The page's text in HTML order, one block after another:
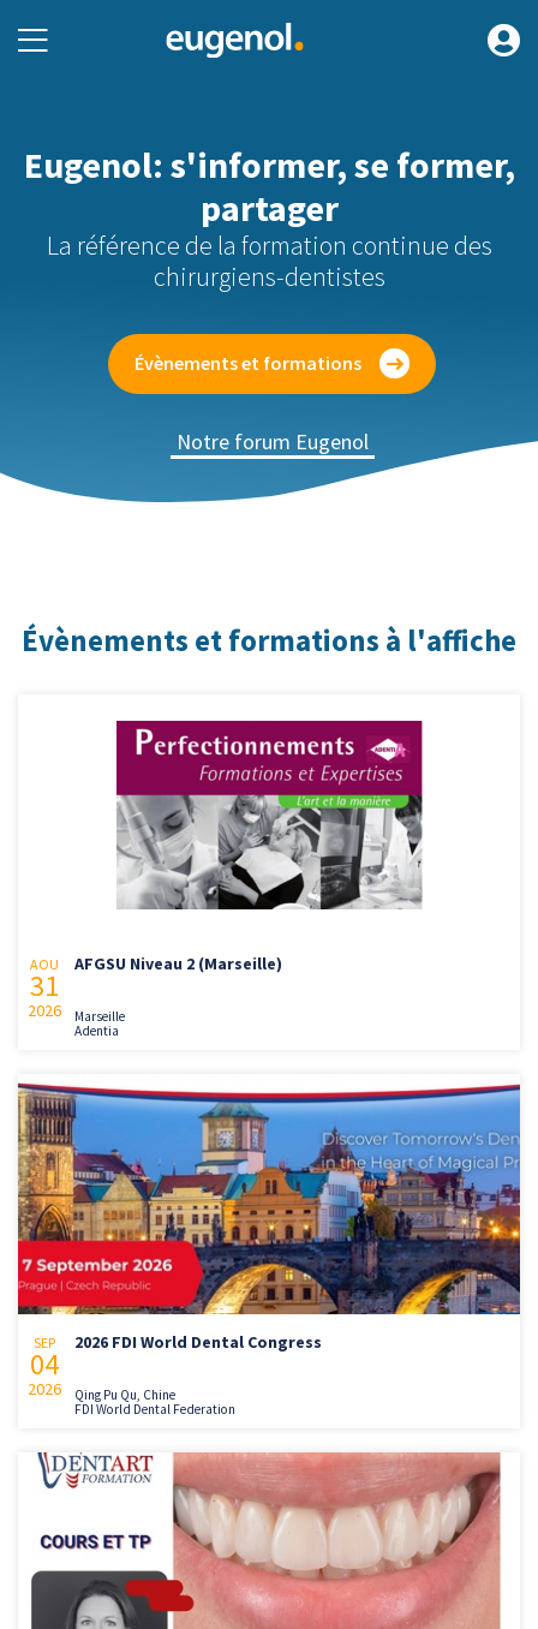
Eugenol: s'informer, se former,
partager
La référence de la formation continue des
chirurgiens-dentistes
Évènements et formations
Notre forum Eugenol
Évènements et formations à l'affiche
AOU
31
2026
AFGSU Niveau 2 (Marseille)
Marseille
Adentia
SEP
04
2026
2026 FDI World Dental Congress
Qing Pu Qu, Chine
FDI World Dental Federation